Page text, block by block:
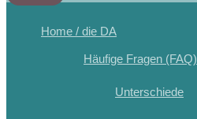
Home / die DA
Häufige Fragen (FAQ)
Unterschiede